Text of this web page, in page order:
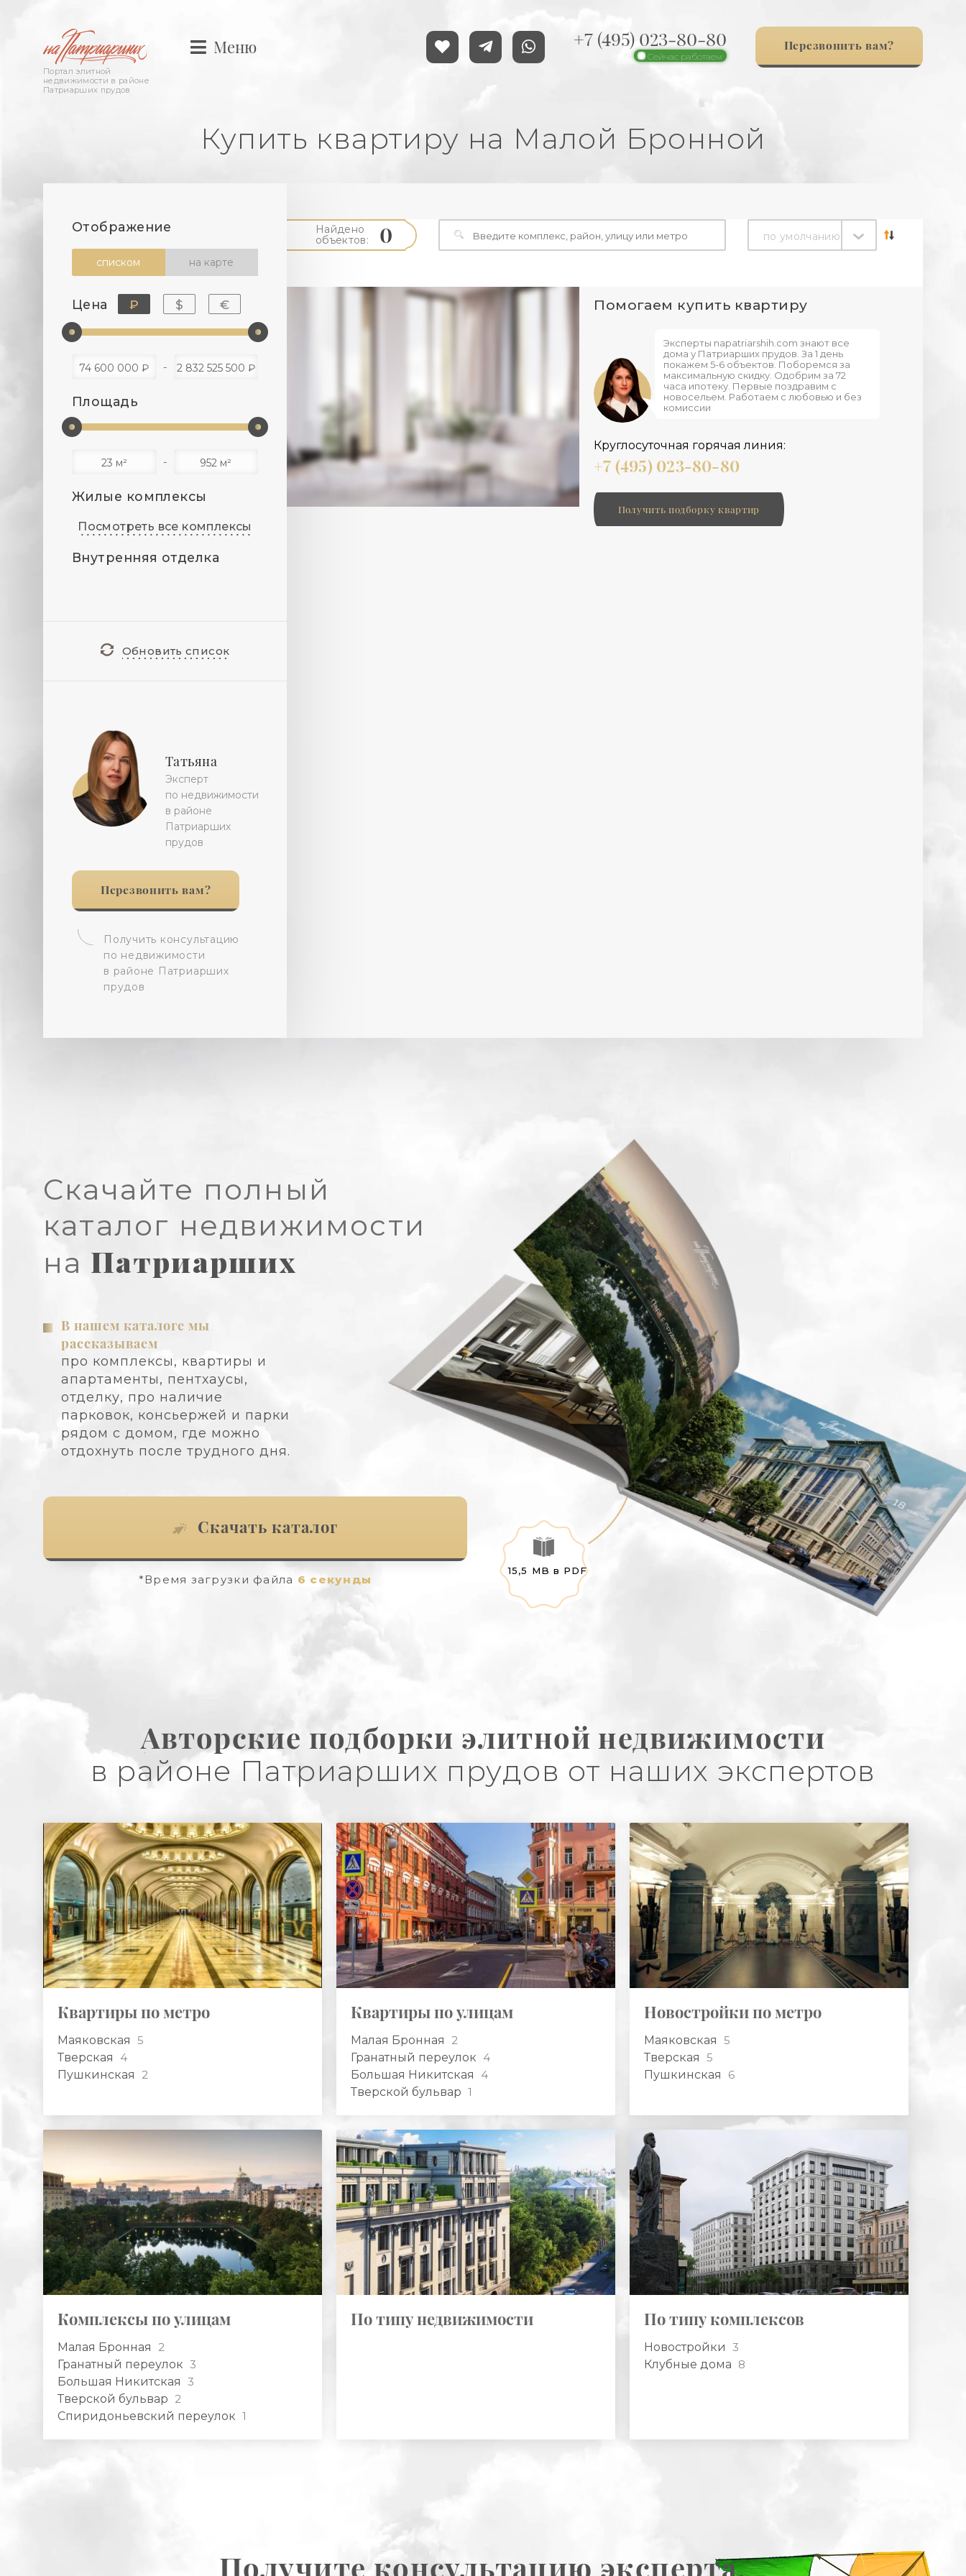
Портал элитной
недвижимости в районе
Патриарших прудов
Меню +7 (495) 023-80-80
Сейчас работаем
Перезвонить вам?
Купить квартиру на Малой Бронной
Отображение
списком на карте
Цена ₽ $ €
Площадь
Жилые комплексы
Посмотреть все комплексы
Внутренняя отделка
Обновить список
Татьяна
Эксперт
по недвижимости
в районе
Патриарших
прудов
Перезвонить вам?
Получить консультацию
по недвижимости
в районе Патриарших
прудов
Найдено
объектов:
0 по умолчанию
Помогаем купить квартиру
Эксперты napatriarshih.com знают все
дома у Патриарших прудов. За 1 день
покажем 5-6 объектов. Поборемся за
максимальную скидку. Одобрим за 72
часа ипотеку. Первые поздравим с
новосельем. Работаем с любовью и без
комиссии
Круглосуточная горячая линия:
+7 (495) 023-80-80
Получить подборку квартир
Скачайте полный
каталог недвижимости
на Патриарших
В нашем каталоге мы
рассказываем
про комплексы, квартиры и
апартаменты, пентхаусы,
отделку, про наличие
парковок, консьержей и парки
рядом с домом, где можно
отдохнуть после трудного дня.
Скачать каталог
*Время загрузки файла 6 секунды
15,5 MB в PDF
Авторские подборки элитной недвижимости
в районе Патриарших прудов от наших экспертов
Квартиры по метро
Маяковская 5
Тверская
4
Пушкинская
2
Квартиры по улицам
Малая Бронная
2
Гранатный переулок 4
Большая Никитская
4
Тверской бульвар 1
Новостройки по метро
Маяковская 5
Тверская 5
Пушкинская
6
Комплексы по улицам
Малая Бронная
2
Гранатный переулок 3
Большая Никитская 3
Тверской бульвар 2
Спиридоньевский переулок 1
По типу недвижимости По типу комплексов
Новостройки 3
Клубные дома 8
Получите консультацию эксперта,